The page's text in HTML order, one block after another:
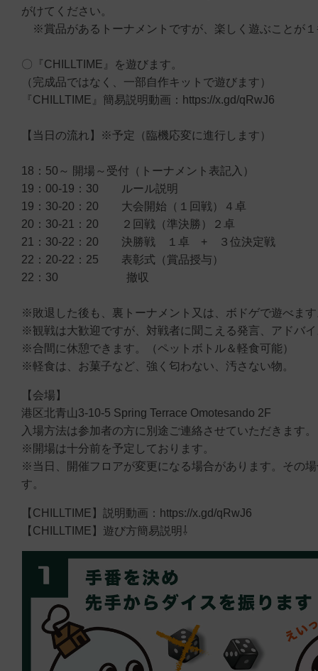
がけてください。
※賞品があるトーナメントですが、楽しく遊ぶことが
〇『CHILLTIME』を遊びます。
（完成品ではなく、一部自作キットで遊びます）
『CHILLTIME』簡易説明動画：https://x.gd/qRwJ6
【当日の流れ】※予定（臨機応変に進行します）
18：50～ 開場～受付（トーナメント表記入）
19：00-19：30 ルール説明
19：30-20：20 大会開始（１回戦）４卓
20：30-21：20 ２回戦（準決勝）２卓
21：30-22：20 決勝戦 １卓 + ３位決定戦
22：20-22：25 表彰式（賞品授与）
22：30 撤収
※敗退した後も、裏トーナメント又は、ボドゲで遊べま
※観戦は大歓迎ですが、対戦者に聞こえる発言、アドバ
※合間に休憩できます。（ペットボトル＆軽食可能）
※軽食は、お菓子など、強く匂わない、汚さない物。
【会場】
港区北青山3-10-5 Spring Terrace Omotesando 2F
入場方法は参加者の方に別途ご連絡させていただきます。
※開場は十分前を予定しております。
※当日、開催フロアが変更になる場合があります。その
す。
【CHILLTIME】説明動画：https://x.gd/qRwJ6
【CHILLTIME】遊び方簡易説明⇩